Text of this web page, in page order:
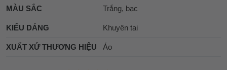
MÀU SẮC Trắng, bạc
KIỂU DÁNG Khuyên tai
XUẤT XỨ THƯƠNG HIỆU Áo